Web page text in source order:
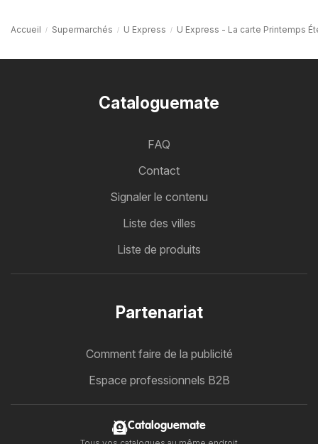
Accueil Supermarchés U Express U Express - La carte Printemps
Cataloguemate
FAQ
Contact
Signaler le contenu
Liste des villes
Liste de produits
Partenariat
Comment faire de la publicité
Espace professionnels B2B
Cataloguemate